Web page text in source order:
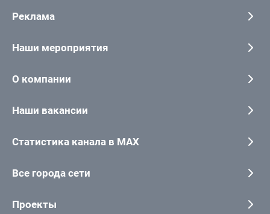
Реклама
Наши мероприятия
О компании
Наши вакансии
Статистика канала в MAX
Все города сети
Проекты